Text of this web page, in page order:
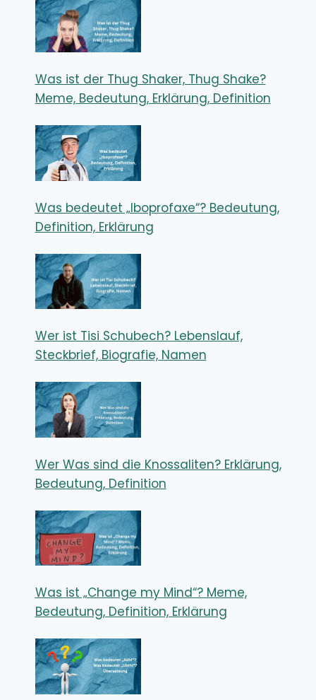
Was ist der Thug Shaker, Thug Shake?
Meme, Bedeutung, Erklärung, Definition
Was bedeutet „Iboprofaxe“? Bedeutung,
Definition, Erklärung
Wer ist Tisi Schubech? Lebenslauf,
Steckbrief, Biografie, Namen
Wer Was sind die Knossaliten? Erklärung,
Bedeutung, Definition
Was ist „Change my Mind“? Meme,
Bedeutung, Definition, Erklärung